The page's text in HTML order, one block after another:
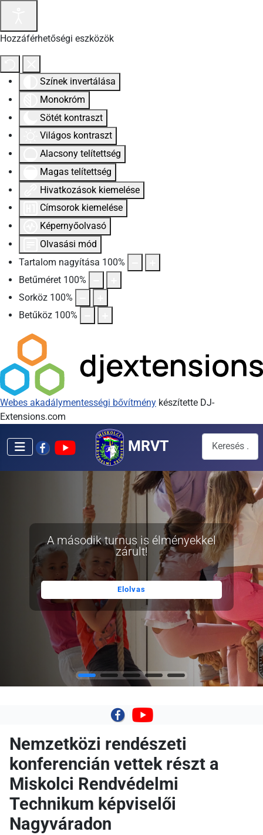
Hozzáférhetőségi eszközök
Színek invertálása
Monokróm
Sötét kontraszt
Világos kontraszt
Alacsony telítettség
Magas telítettség
Hivatkozások kiemelése
Címsorok kiemelése
Képernyőolvasó
Olvasási mód
Tartalom nagyítása 100%
Betűméret 100%
Sorköz 100%
Betűköz 100%
Webes akadálymentességi bővítmény készítette DJ-
Extensions.com
MRVT Keresés...
A második turnus is élményekkel
zárult!
Elolvas
Nemzetközi rendészeti
konferencián vettek részt a
Miskolci Rendvédelmi
Technikum képviselői
Nagyváradon